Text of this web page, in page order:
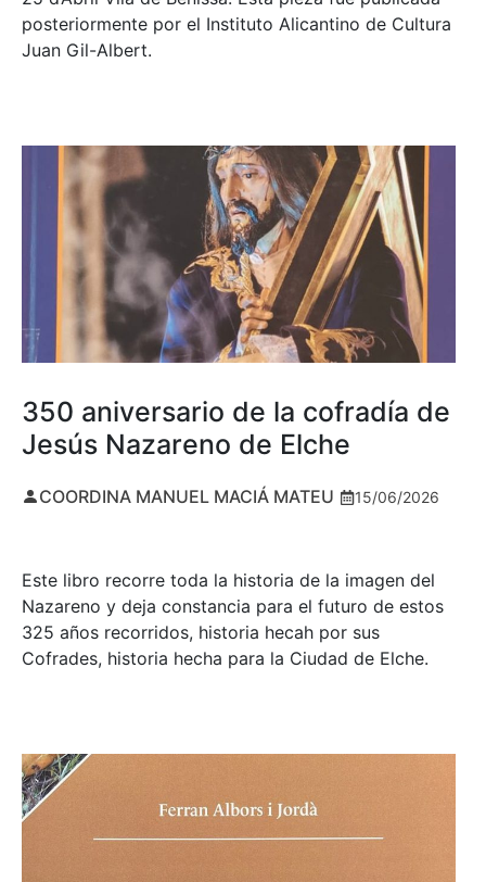
posteriormente por el Instituto Alicantino de Cultura
Juan Gil-Albert.
350 aniversario de la cofradía de
Jesús Nazareno de Elche
COORDINA MANUEL MACIÁ MATEU 15/06/2026
Este libro recorre toda la historia de la imagen del
Nazareno y deja constancia para el futuro de estos
325 años recorridos, historia hecah por sus
Cofrades, historia hecha para la Ciudad de Elche.